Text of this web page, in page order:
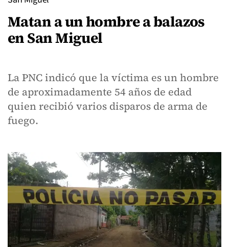
Matan a un hombre a balazos
en San Miguel
La PNC indicó que la víctima es un hombre
de aproximadamente 54 años de edad
quien recibió varios disparos de arma de
fuego.